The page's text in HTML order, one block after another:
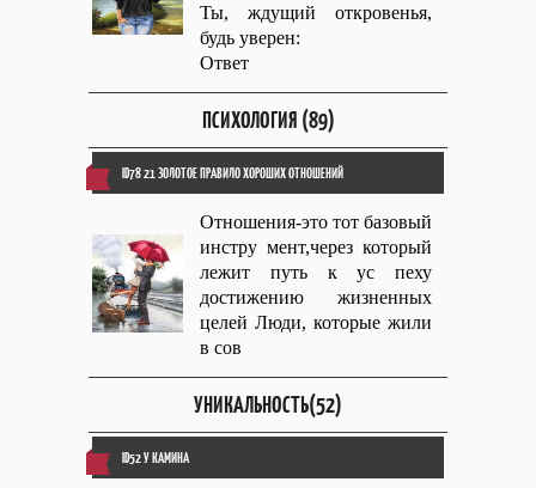
Ты, ждущий откровенья,
будь уверен:
Ответ
ПСИХОЛОГИЯ (89)
ID78 21 ЗОЛОТОЕ ПРАВИЛО ХОРОШИХ ОТНОШЕНИЙ
Отношения-это тот базовый
инстру мент,через который
лежит путь к ус пеху
достижению жизненных
целей Люди, которые жили
в сов
УНИКАЛЬНОСТЬ(52)
ID52 У КАМИНА